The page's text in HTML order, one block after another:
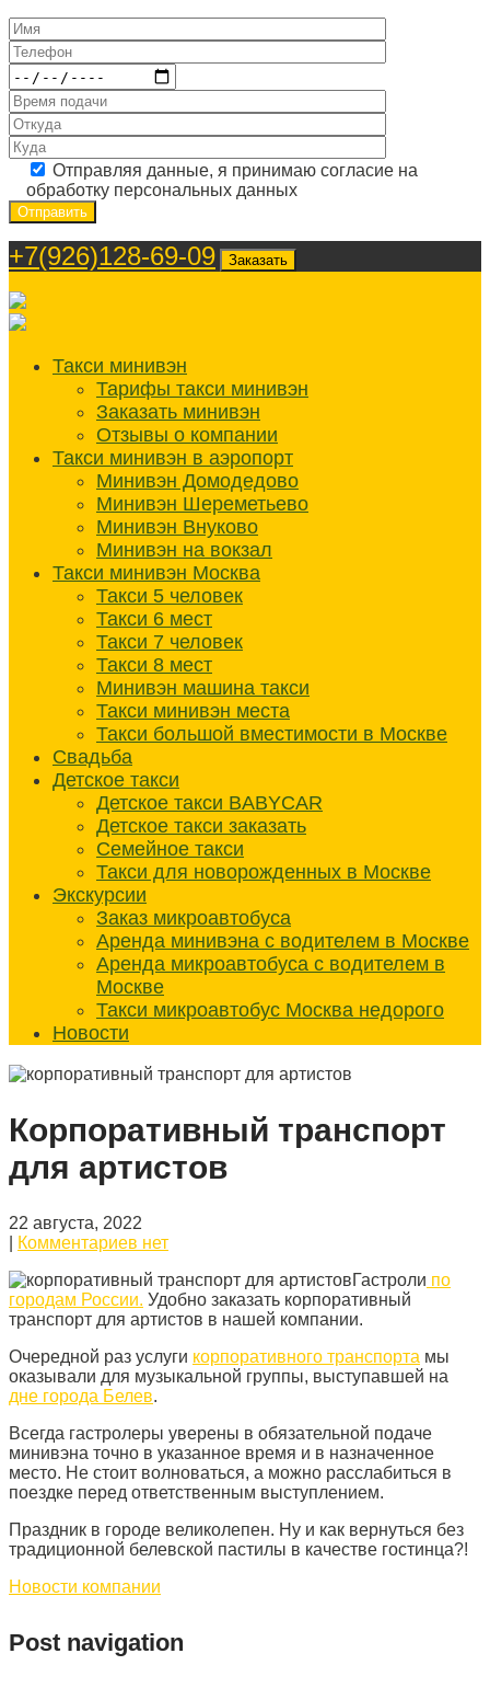
Отправляя данные, я принимаю согласие на
обработку персональных данных
+7(926)128-69-09 Заказать
Такси минивэн
Тарифы такси минивэн
Заказать минивэн
Отзывы о компании
Такси минивэн в аэропорт
Минивэн Домодедово
Минивэн Шереметьево
Минивэн Внуково
Минивэн на вокзал
Такси минивэн Москва
Такси 5 человек
Такси 6 мест
Такси 7 человек
Такси 8 мест
Минивэн машина такси
Такси минивэн места
Такси большой вместимости в Москве
Свадьба
Детское такси
Детское такси BABYCAR
Детское такси заказать
Семейное такси
Такси для новорожденных в Москве
Экскурсии
Заказ микроавтобуса
Аренда минивэна с водителем в Москве
Аренда микроавтобуса с водителем в
Москве
Такси микроавтобус Москва недорого
Новости
Корпоративный транспорт
для артистов
22 августа, 2022
Комментариев нет
Гастроли по
городам России. Удобно заказать корпоративный
транспорт для артистов в нашей компании.
Очередной раз услуги корпоративного транспорта мы
оказывали для музыкальной группы, выступавшей на
дне города Белев.
Всегда гастролеры уверены в обязательной подаче
минивэна точно в указанное время и в назначенное
место. Не стоит волноваться, а можно расслабиться в
поездке перед ответственным выступлением.
Праздник в городе великолепен. Ну и как вернуться без
традиционной белевской пастилы в качестве гостинца?!
Новости компании
Post navigation